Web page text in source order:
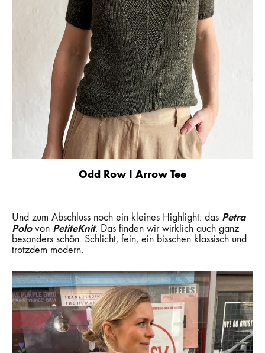
Odd Row I Arrow Tee
Und zum Abschluss noch ein kleines Highlight: das Petra
Polovon PetiteKnit. Das finden wir wirklich auch ganz
besonders schön. Schlicht, fein, ein bisschen klassisch und
trotzdem modern.